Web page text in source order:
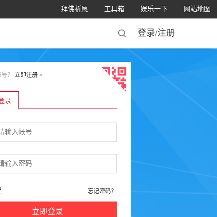
网站地图
娱乐一下
工具箱
拜佛祈愿
登录/注册
？ 立即注册 >
录
忘记密码？